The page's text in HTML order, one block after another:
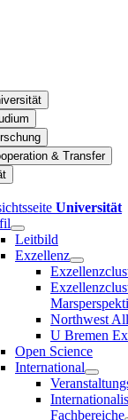
& Transfer
Universität
Leitbild
Exzellenz
Northwest
U Bremen
Open Science
International
Fachbereiche